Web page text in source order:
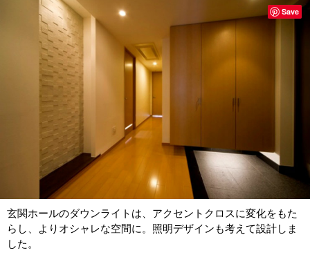
玄関ホールのダウンライトは、アクセントクロスに変化をもた
らし、よりオシャレな空間に。照明デザインも考えて設計しま
した。
Save